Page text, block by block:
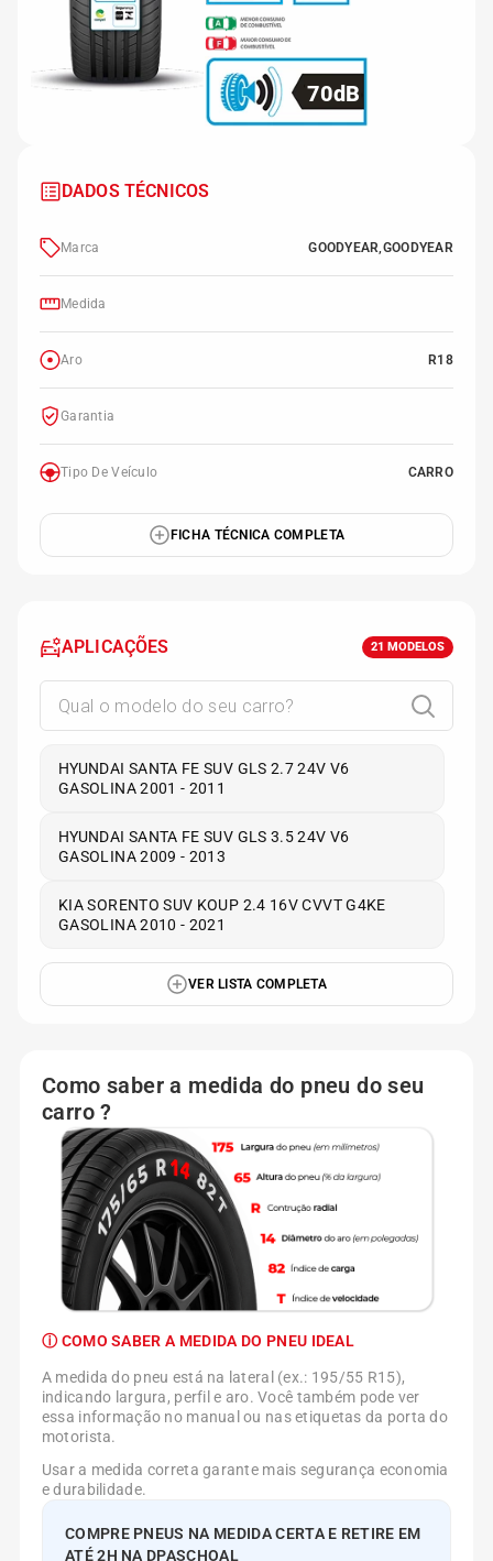
70dB
DADOS TÉCNICOS
Marca GOODYEAR,GOODYEAR
Medida
Aro R18
Garantia
Tipo De Veículo CARRO
FICHA TÉCNICA COMPLETA
APLICAÇÕES 21 MODELOS
HYUNDAI SANTA FE SUV GLS 2.7 24V V6
GASOLINA 2001 - 2011
HYUNDAI SANTA FE SUV GLS 3.5 24V V6
GASOLINA 2009 - 2013
KIA SORENTO SUV KOUP 2.4 16V CVVT G4KE
GASOLINA 2010 - 2021
VER LISTA COMPLETA
Como saber a medida do pneu do seu
carro ?
ⓘ COMO SABER A MEDIDA DO PNEU IDEAL
A medida do pneu está na lateral (ex.: 195/55 R15),
indicando largura, perfil e aro. Você também pode ver
essa informação no manual ou nas etiquetas da porta do
motorista.
Usar a medida correta garante mais segurança economia
e durabilidade.
COMPRE PNEUS NA MEDIDA CERTA E RETIRE EM
ATÉ 2H NA DPASCHOAL